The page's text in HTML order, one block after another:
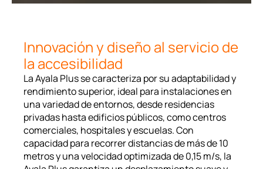
Innovación y diseño al servicio de
la accesibilidad
La Ayala Plus se caracteriza por su adaptabilidad y
rendimiento superior, ideal para instalaciones en
una variedad de entornos, desde residencias
privadas hasta edificios públicos, como centros
comerciales, hospitales y escuelas. Con
capacidad para recorrer distancias de más de 10
metros y una velocidad optimizada de 0,15 m/s, la